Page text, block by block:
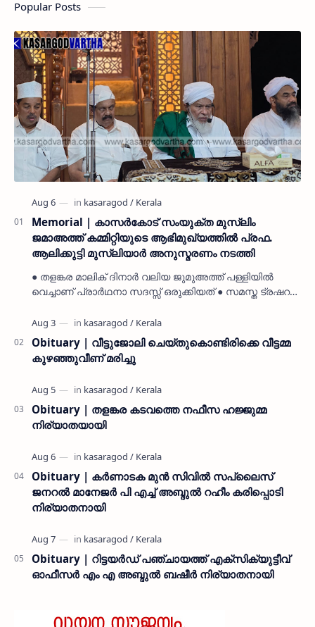
Popular Posts
Memorial | കാസർകോട് സംയുക്ത മുസ്ലിം
ജമാഅത്ത് കമ്മിറ്റിയുടെ ആഭിമുഖ്യത്തിൽ പ്രഫ.
ആലിക്കുട്ടി മുസ്ലിയാർ അനുസ്മരണം നടത്തി
● തളങ്കര മാലിക് ദിനാർ വലിയ ജുമുഅത്ത് പള്ളിയിൽ
വെച്ചാണ് പ്രാർഥനാ സദസ്സ് ഒരുക്കിയത് ● സമസ്ത ട്രഷറർ
നൽകി കാസ…
Obituary | വീട്ടുജോലി ചെയ്തുകൊണ്ടിരിക്കെ വീട്ടമ്മ
കുഴഞ്ഞുവീണ് മരിച്ചു
Obituary | തളങ്കര കടവത്തെ നഫീസ ഹജ്ജുമ്മ
നിര്യാതയായി
Obituary | കർണാടക മുൻ സിവില്‍ സപ്ലൈസ്
ജനറൽ മാനേജർ പി എച്ച് അബ്ദുൽ റഹീം കരിപ്പൊടി
നിര്യാതനായി
Obituary | റിട്ടയർഡ് പഞ്ചായത്ത് എക്സിക്യുട്ടീവ്
ഓഫീസർ എം എ അബ്ദുൽ ബഷീർ നിര്യാതനായി